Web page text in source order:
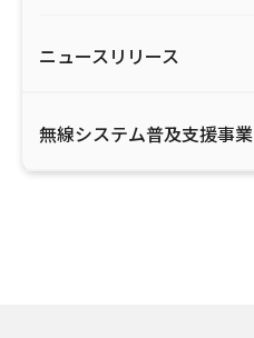
ニュースリリース
無線システム普及支援事業